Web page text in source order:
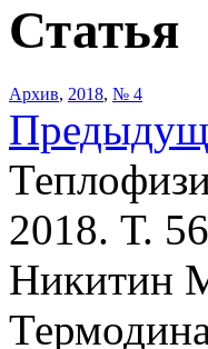
Статья
Архив, 2018, № 4
2018. Т.
Никитин